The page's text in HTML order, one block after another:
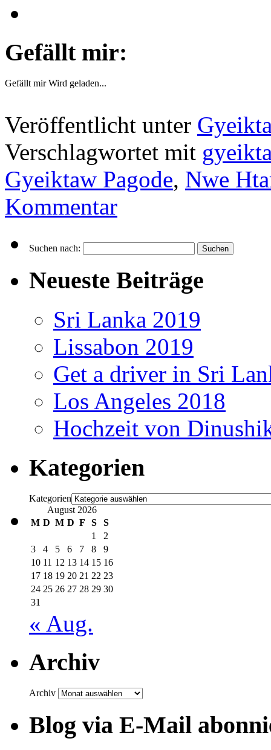
Gefällt mir:
Gefällt mir Wird geladen...
Veröffentlicht unter
Verschlagwortet mit
Gyeiktaw Pagode, Nwe
Kommentar
Suchen nach:
Neueste Beiträge
Sri Lanka 2019
Lissabon 2019
Get a driver in Sri
Los Angeles 2018
Hochzeit von
Kategorien
Kategorien
August 2026
M D M D F S
S
1
2
3
4 5 6 7 8
9
10 11 12 13 14 15 16
17 18 19 20 21 22 23
24 25 26 27 28 29 30
31
« Aug.
Archiv
Archiv
Blog via E-Mail